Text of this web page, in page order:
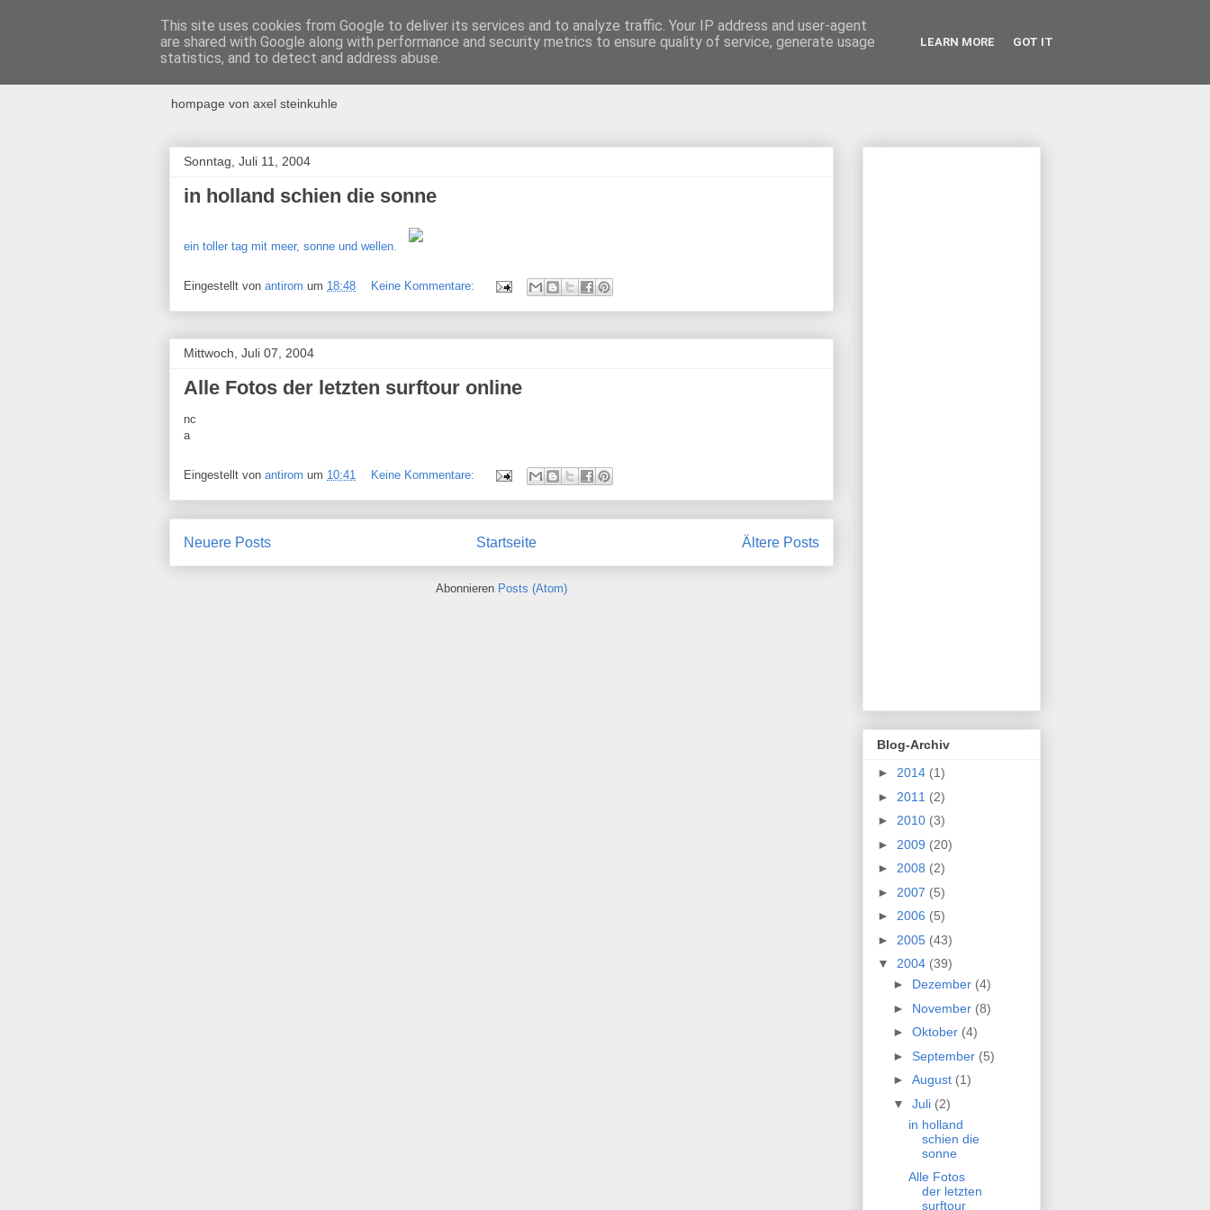
ANTIROM
hompage von axel steinkuhle
Sonntag, Juli 11, 2004
in holland schien die sonne
ein toller tag mit meer, sonne und wellen.
Eingestellt von antirom um 18:48 Keine Kommentare:
Mittwoch, Juli 07, 2004
Alle Fotos der letzten surftour online
nc
a
Eingestellt von antirom um 10:41 Keine Kommentare:
Neuere Posts Ältere Posts
Startseite
Abonnieren Posts (Atom)
Blog-Archiv
► 2014 (1)
► 2011 (2)
► 2010 (3)
► 2009 (20)
► 2008 (2)
► 2007 (5)
► 2006 (5)
► 2005 (43)
▼ 2004 (39)
► Dezember (4)
► November (8)
► Oktober (4)
► September (5)
► August (1)
▼ Juli (2)
in holland
schien die
sonne
Alle Fotos
der letzten
surftour
This site uses cookies from Google to deliver its services and to analyze traffic. Your IP address and user-agent
are shared with Google along with performance and security metrics to ensure quality of service, generate usage
statistics, and to detect and address abuse.
LEARN MORE GOT IT